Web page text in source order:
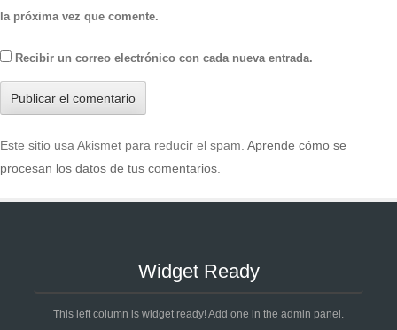
la próxima vez que comente.
Recibir un correo electrónico con cada nueva entrada.
Este sitio usa Akismet para reducir el spam. Aprende cómo se
procesan los datos de tus comentarios
Widget Ready
This left column is widget ready! Add one in the admin panel.